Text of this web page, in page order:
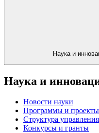
Наука и
Наука и
Новости науки
Программы и проекты
Структура
Конкурсы и гранты